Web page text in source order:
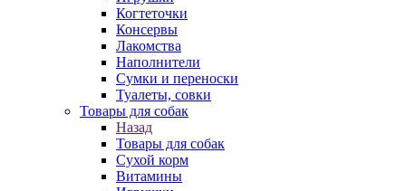
Когтеточки
Консервы
Лакомства
Наполнители
Сумки и переноски
Туалеты, совки
Товары для собак
Назад
Товары для собак
Cухой корм
Витамины